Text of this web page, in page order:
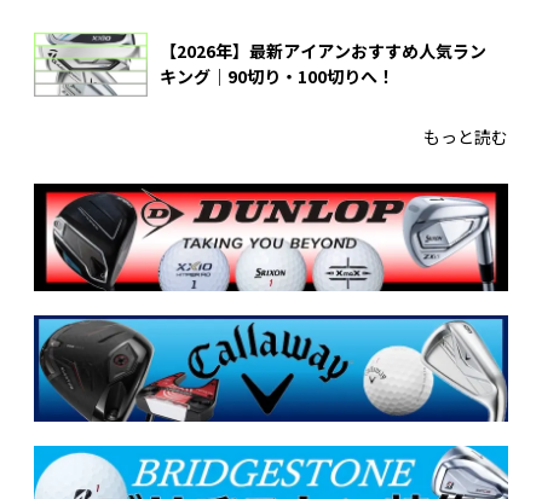
【2026年】最新アイアンおすすめ人気ラン
キング｜90切り・100切りへ！
もっと読む